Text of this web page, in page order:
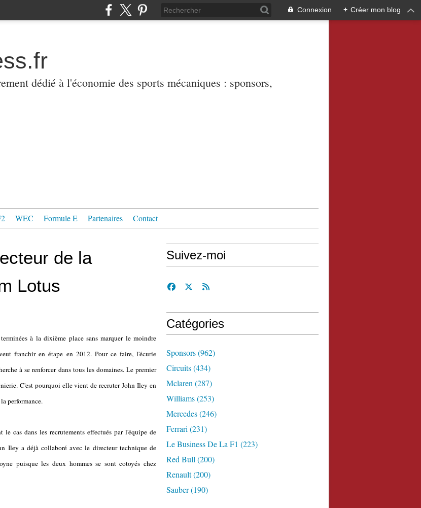
Connexion + Créer mon blog
dédié à l'économie des sports mécaniques : sponsors,
WEC Formule E Partenaires Contact
de la
Lotus
à la dixième place sans marquer le moindre
franchir en étape en 2012. Pour ce faire, l'écurie
à se renforcer dans tous les domaines. Le premier
C'est pourquoi elle vient de recruter John Iley en
performance.
le cas dans les recrutements effectués par l'équipe de
Iley a déjà collaboré avec le directeur technique de
puisque les deux hommes se sont cotoyés chez
Suivez-moi
Catégories
Sponsors(962)
Circuits(434)
Mclaren (287)
Williams(253)
Mercedes(246)
Ferrari (231)
Le Business De La F1 (223)
Red Bull (200)
Renault(200)
Sauber(190)